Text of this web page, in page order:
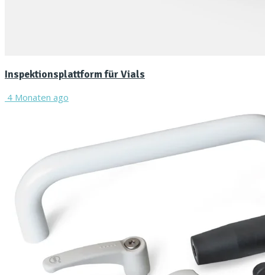
Inspektionsplattform für Vials
4 Monaten ago